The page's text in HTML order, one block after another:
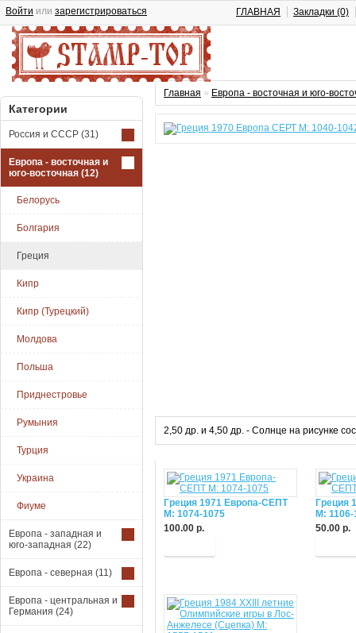
Войти или зарегистрироваться ГЛАВНАЯ Закладки (0)
Категории
Россия и СССР (31)
Европа - восточная и
юго-восточная (12)
Белорусь
Болгария
Греция
Кипр
Кипр (Турецкий)
Молдова
Польша
Приднестровье
Румыния
Турция
Украина
Фиуме
Европа - западная и
юго-западная (22)
Европа - северная (11)
Европа - центральная и
Германия (24)
Главная » Европа - восточная и юго-
2,50 др. и 4,50 др. - Солнце на рисунке
Греция 1971 Европа-СЕПТ
М: 1074-1075
100.00 р.
Греция
М: 1106-
50.00 р.